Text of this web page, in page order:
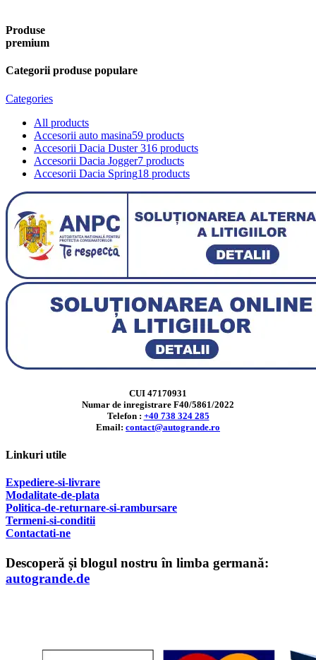
Produse
premium
Categorii produse populare
Categories
All products
Accesorii auto masina59 products
Accesorii Dacia Duster 316 products
Accesorii Dacia Jogger7 products
Accesorii Dacia Spring18 products
CUI 47170931
Numar de inregistrare F40/5861/2022
Telefon : +40 738 324 285
Email: contact@autogrande.ro
Linkuri utile
Expediere-si-livrare
Modalitate-de-plata
Politica-de-returnare-si-rambursare
Termeni-si-conditii
Contactati-ne
Descoperă și blogul nostru în limba germană:
autogrande.de